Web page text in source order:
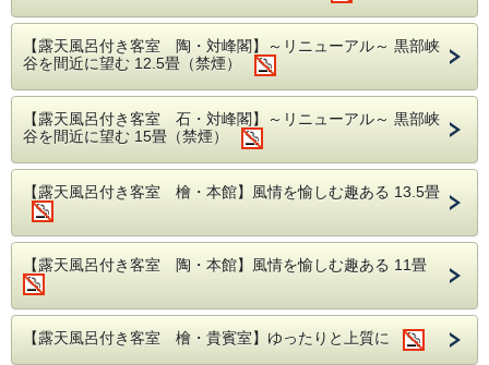
※毎日の仕入れの一番良い食材でお献立を立てます
のでお品書は当日とさせていただきます。
四季折々のお料理と名蔵の地酒、雄大な黒部峡谷に
■お食事■
・お食事場所は「お部屋」または「個室食事処」と
たします。
す。
・仕入れの都合により献立の内容を予告なく変更す
【露天風呂付き客室 陶・対峰閣】～リニューアル～ 黒部峡
谷を間近に望む 12.5畳（禁煙）
【露天風呂付き客室 石・対峰閣】～リニューアル～ 黒部峡
谷を間近に望む 15畳（禁煙）
【露天風呂付き客室 檜・本館】風情を愉しむ趣ある 13.5畳
【露天風呂付き客室 陶・本館】風情を愉しむ趣ある 11畳
【露天風呂付き客室 檜・貴賓室】ゆったりと上質に